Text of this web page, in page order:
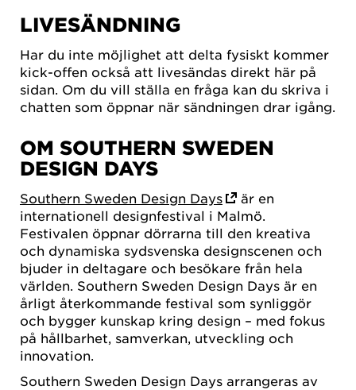
LIVESÄNDNING
Har du inte möjlighet att delta fysiskt kommer
kick-offen också att livesändas direkt här på
sidan. Om du vill ställa en fråga kan du skriva i
chatten som öppnar när sändningen drar igång.
OM SOUTHERN SWEDEN
DESIGN DAYS
Southern Sweden Design Days
är en
internationell designfestival i Malmö.
Festivalen öppnar dörrarna till den kreativa
och dynamiska sydsvenska designscenen och
bjuder in deltagare och besökare från hela
världen. Southern Sweden Design Days är en
årligt återkommande festival som synliggör
och bygger kunskap kring design – med fokus
på hållbarhet, samverkan, utveckling och
innovation.
Southern Sweden Design Days arrangeras av